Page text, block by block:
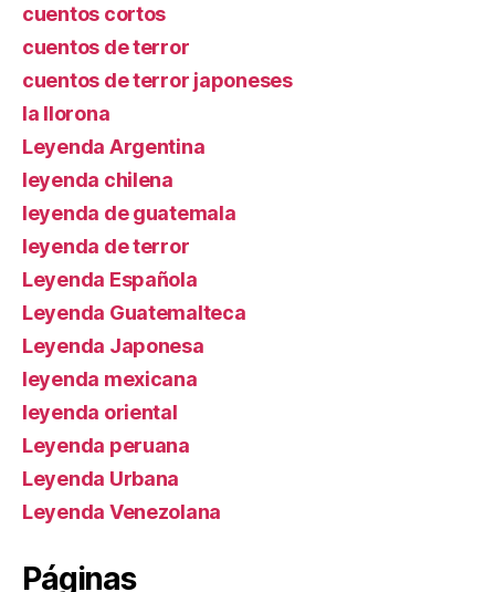
cuentos cortos
cuentos de terror
cuentos de terror japoneses
la llorona
Leyenda Argentina
leyenda chilena
leyenda de guatemala
leyenda de terror
Leyenda Española
Leyenda Guatemalteca
Leyenda Japonesa
leyenda mexicana
leyenda oriental
Leyenda peruana
Leyenda Urbana
Leyenda Venezolana
Páginas